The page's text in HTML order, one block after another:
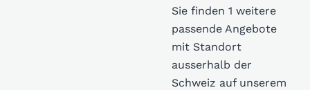
Sie finden 1 weitere
passende Angebote
mit Standort
ausserhalb der
Schweiz auf unserem